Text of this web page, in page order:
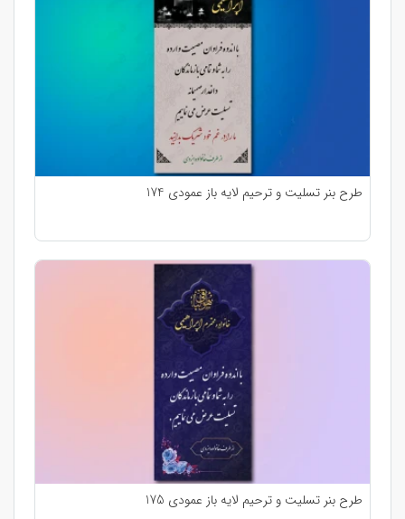
طرح بنر تسلیت و ترحیم لایه باز عمودی 174
طرح بنر تسلیت و ترحیم لایه باز عمودی 175